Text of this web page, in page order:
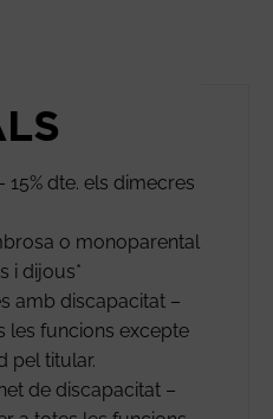
dte. els dimecres
o monoparental
i dijous*
amb discapacitat –
les funcions excepte
pel titular.
de discapacitat –